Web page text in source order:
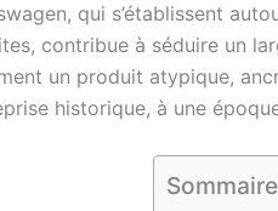
qui s’établissent
contribue à séduire un
un produit atypique,
historique, à une